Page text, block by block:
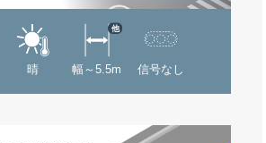
晴 幅～5.5m
他
信号なし